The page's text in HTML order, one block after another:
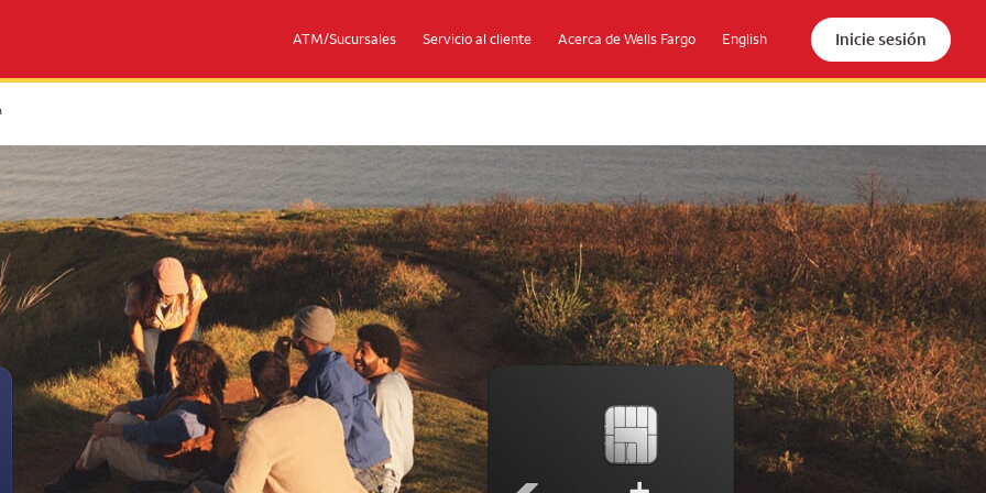
ATM/Sucursales Servicio al cliente Acerca de Wells Fargo English Inicie sesión